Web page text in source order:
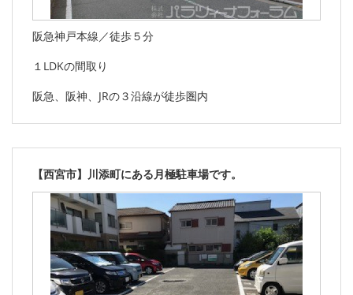
阪急神戸本線／徒歩５分
１LDKの間取り
阪急、阪神、JRの３沿線が徒歩圏内
【西宮市】川添町にある月極駐車場です。